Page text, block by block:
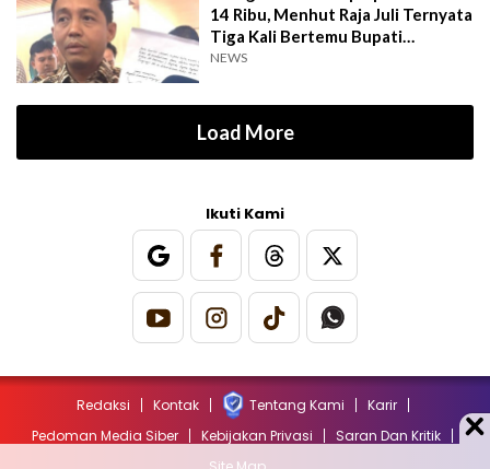
14 Ribu, Menhut Raja Juli Ternyata
Tiga Kali Bertemu Bupati
Kuansing
NEWS
Load More
Ikuti Kami
Redaksi Kontak Tentang Kami
Karir
Pedoman Media Siber
Kebijakan Privasi
Saran Dan Kritik